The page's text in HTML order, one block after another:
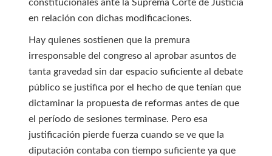
constitucionales ante la Suprema Corte de Justicia
en relación con dichas modificaciones.
Hay quienes sostienen que la premura
irresponsable del congreso al aprobar asuntos de
tanta gravedad sin dar espacio suficiente al debate
público se justifica por el hecho de que tenían que
dictaminar la propuesta de reformas antes de que
el período de sesiones terminase. Pero esa
justificación pierde fuerza cuando se ve que la
diputación contaba con tiempo suficiente ya que